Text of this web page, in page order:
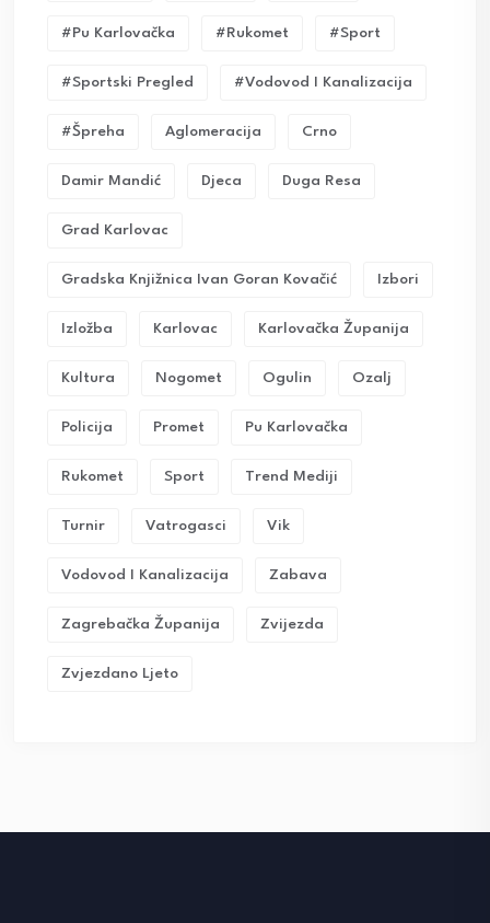
#pu Karlovačka #rukomet #sport
#sportski Pregled #vodovod I Kanalizacija
#Špreha Aglomeracija Crno
Damir Mandić Djeca Duga Resa
Grad Karlovac
Gradska Knjižnica Ivan Goran Kovačić Izbori
Izložba Karlovac Karlovačka Županija
Kultura Nogomet Ogulin Ozalj
Policija Promet Pu Karlovačka
Rukomet Sport Trend Mediji
Turnir Vatrogasci Vik
Vodovod I Kanalizacija Zabava
Zagrebačka Županija Zvijezda
Zvjezdano Ljeto